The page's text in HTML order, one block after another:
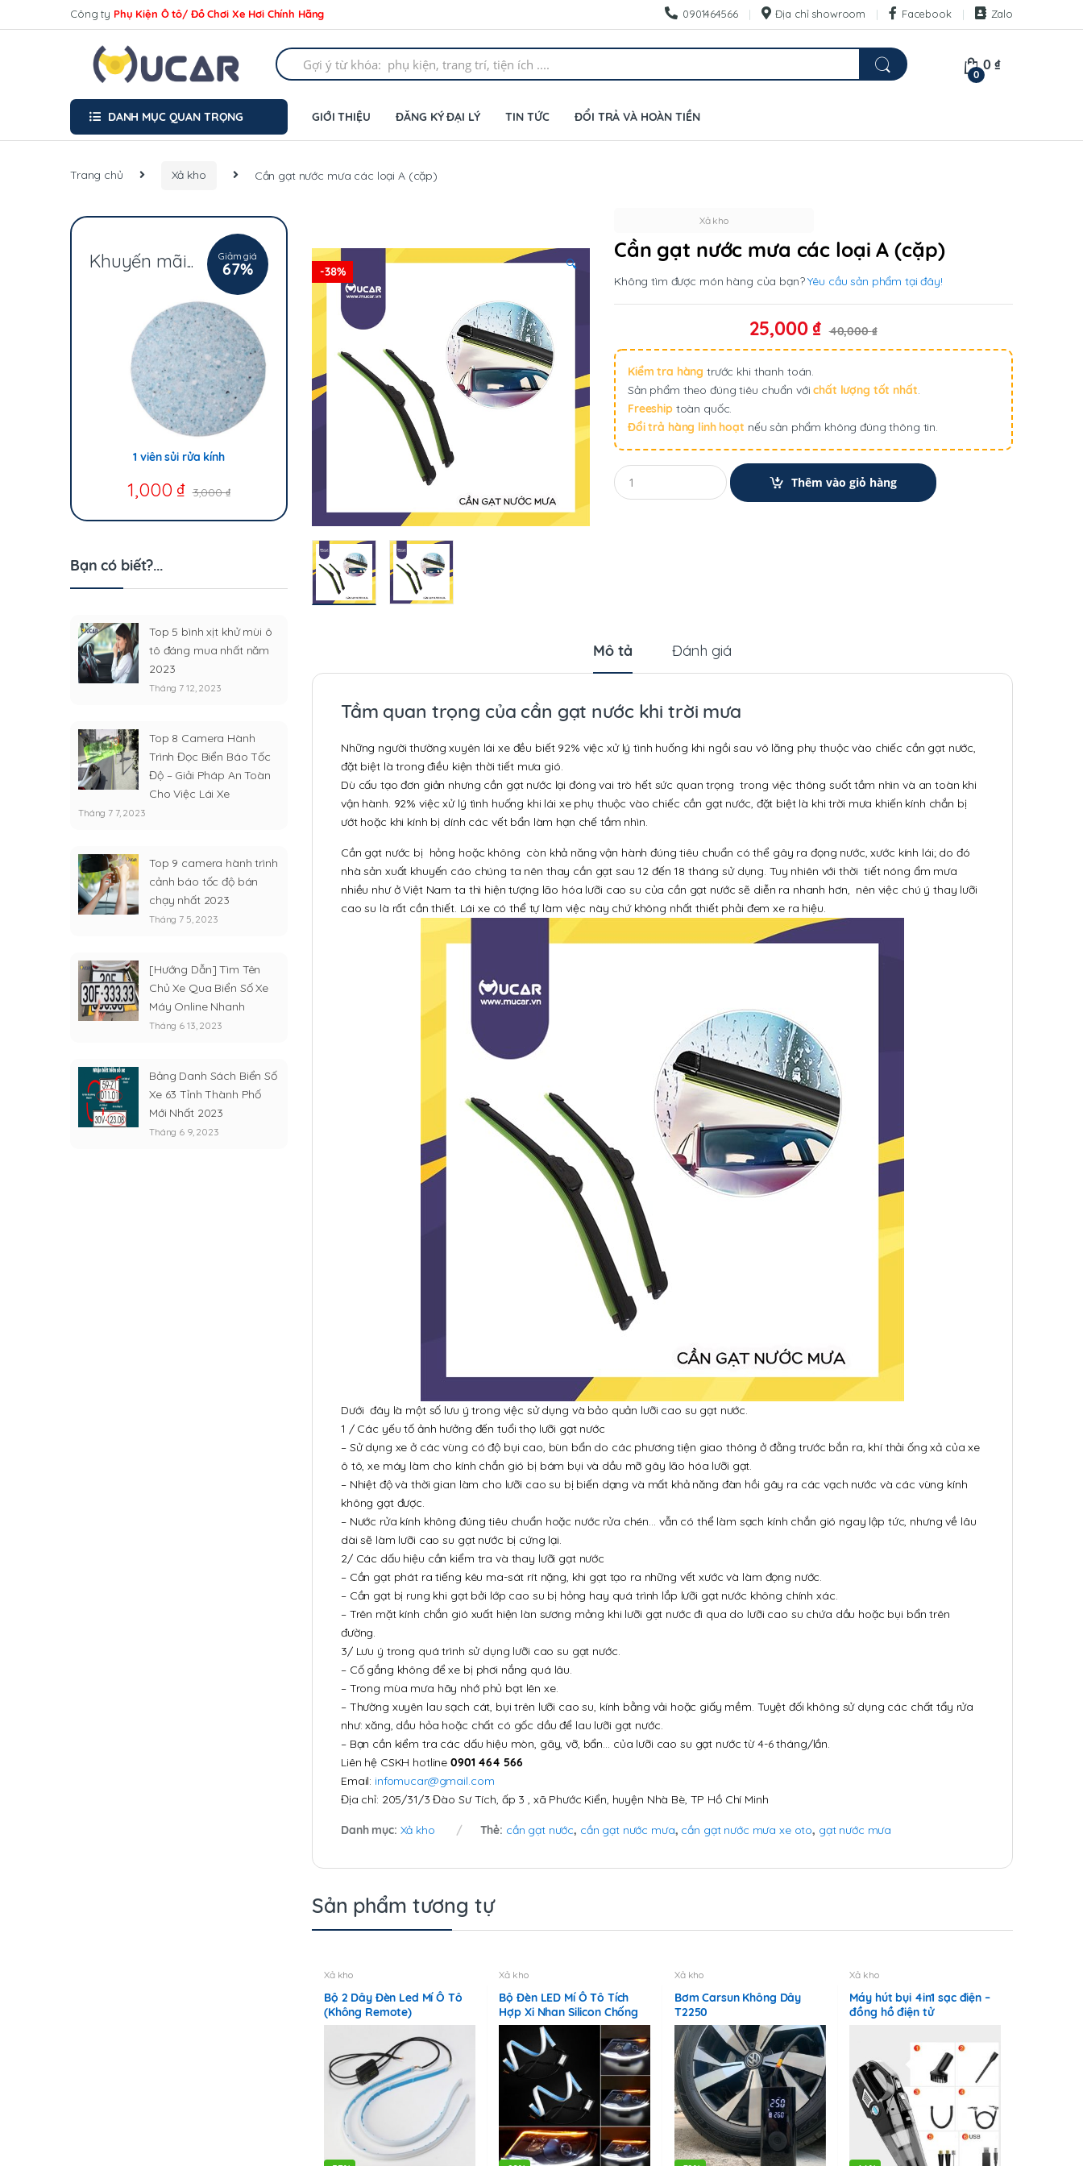
to
to
Công ty Phụ Kiện Ô tô/ Đồ Chơi Xe Hơi Chính Hãng 0901464566 Địa chỉ showroom Facebook Zalo
Search
for:
0
0₫
DANH MỤC QUAN TRỌNG GIỚI THIỆU ĐĂNG KÝ ĐẠI LÝ TIN TỨC ĐỔI TRẢ VÀ HOÀN TIỀN
Trang chủ Xả kho Cần gạt nước mưa các loại A (cặp)
-38%
🔍
Xả kho
Cần gạt nước mưa các loại A (cặp)
Không tìm được món hàng của bạn?Yêu cầu sản phẩm tại đây!
25,000 ₫ 40,000₫
Kiểm tra hàng trước khi thanh toán.
Sản phẩm theo đúng tiêu chuẩn vớichất lượng tốt nhất.
Freeshiptoàn quốc.
Đổi trả hàng linh hoạt nếu sản phẩm không đúng thông tin.
Q
u
a
Thêm vào giỏ hàng
Mô tả Đánh giá
Tầm quan trọng của cần gạt nước khi trời mưa
Những người thường xuyên lái xe đều biết 92% việc xử lý tình huống khi ngồi sau vô lăng phụ thuộc vào chiếc cần gạt nước,
đặt biệt là trong điều kiện thời tiết mưa gió.
Dù cấu tạo đơn giản nhưng cần gạt nước lại đóng vai trò hết sức quan trọng trong việc thông suốt tầm nhìn và an toàn khi
vận hành. 92% việc xử lý tình huống khi lái xe phụ thuộc vào chiếc cần gạt nước, đặt biệt là khi trời mưa khiến kính chắn bị
ướt hoặc khi kính bị dính các vết bẩn làm hạn chế tầm nhìn.
Cần gạt nước bị hỏng hoặc không còn khả năng vận hành đúng tiêu chuẩn có thể gây ra đọng nước, xước kính lái; do đó
nhà sản xuất khuyến cáo chúng ta nên thay cần gạt sau 12 đến 18 tháng sử dụng. Tuy nhiên với thời tiết nóng ẩm mưa
nhiều như ở Việt Nam ta thì hiện tượng lão hóa lưỡi cao su của cần gạt nước sẽ diễn ra nhanh hơn, nên việc chú ý thay lưỡi
cao su là rất cần thiết. Lái xe có thể tự làm việc này chứ không nhất thiết phải đem xe ra hiệu.
Dưới đây là một số lưu ý trong việc sử dụng và bảo quản lưỡi cao su gạt nước.
1 / Các yếu tố ảnh hưởng đến tuổi thọ lưỡi gạt nước
– Sử dụng xe ở các vùng có độ bụi cao, bùn bẩn do các phương tiện giao thông ở đằng trước bắn ra, khí thải ống xả của xe
ô tô, xe máy làm cho kính chắn gió bị bám bụi và dầu mỡ gây lão hóa lưỡi gạt.
– Nhiệt độ và thời gian làm cho lưỡi cao su bị biến dạng và mất khả năng đàn hồi gây ra các vạch nước và các vùng kính
không gạt được.
– Nước rửa kính không đúng tiêu chuẩn hoặc nước rửa chén… vẫn có thể làm sạch kính chắn gió ngay lập tức, nhưng về lâu
dài sẽ làm lưỡi cao su gạt nước bị cứng lại.
2/ Các dấu hiệu cần kiểm tra và thay lưỡi gạt nước
– Cần gạt phát ra tiếng kêu ma-sát rít nặng, khi gạt tạo ra những vết xước và làm đọng nước.
– Cần gạt bị rung khi gạt bởi lớp cao su bị hỏng hay quá trình lắp lưỡi gạt nước không chính xác.
– Trên mặt kính chắn gió xuất hiện làn sương mỏng khi lưỡi gạt nước đi qua do lưỡi cao su chứa dầu hoặc bụi bẩn trên
đường.
3/ Lưu ý trong quá trình sử dụng lưỡi cao su gạt nước.
– Cố gắng không để xe bị phơi nắng quá lâu.
– Trong mùa mưa hãy nhớ phủ bạt lên xe.
– Thường xuyên lau sạch cát, bụi trên lưỡi cao su, kính bằng vải hoặc giấy mềm. Tuyệt đối không sử dụng các chất tẩy rửa
như: xăng, dầu hỏa hoặc chất có gốc dầu để lau lưỡi gạt nước.
– Bạn cần kiểm tra các dấu hiệu mòn, gãy, vỡ, bẩn… của lưỡi cao su gạt nước từ 4-6 tháng/lần.
Liên hệ CSKH hotline0901 464 566
Email: infomucar@gmail.com
Địa chỉ: 205/31/3 Đào Sư Tích, ấp 3 , xã Phước Kiển, huyện Nhà Bè, TP Hồ Chí Minh
Danh mục: Xả kho Thẻ: cần gạt nước, cần gạt nước mưa, cần gạt nước mưa xe oto, gạt nước mưa
Sản phẩm tương tự
Xả kho
Bộ 2 Dây Đèn Led Mí Ô Tô
(Không Remote)
Xả kho
Bộ Đèn LED Mí Ô Tô Tích
Hợp Xi Nhan Silicon Chống
Nước – Có Remote
Xả kho
Bơm Carsun Không Dây
T2250
Xả kho
Máy hút bụi 4in1 sạc điện –
đồng hồ điện tử
Khuyến mãi... Giảm giá
67%
1 viên sủi rửa kính
1,000 ₫ 3,000₫
Bạn có biết?...
Top 5 bình xịt khử mùi ô
tô đáng mua nhất năm
2023
Tháng 7 12, 2023
Top 8 Camera Hành
Trình Đọc Biển Báo Tốc
Độ – Giải Pháp An Toàn
Cho Việc Lái Xe
Tháng 7 7, 2023
Top 9 camera hành trình
cảnh báo tốc độ bán
chạy nhất 2023
Tháng 7 5, 2023
[Hướng Dẫn] Tìm Tên
Chủ Xe Qua Biển Số Xe
Máy Online Nhanh
Tháng 6 13, 2023
Bảng Danh Sách Biển Số
Xe 63 Tỉnh Thành Phố
Mới Nhất 2023
Tháng 6 9, 2023